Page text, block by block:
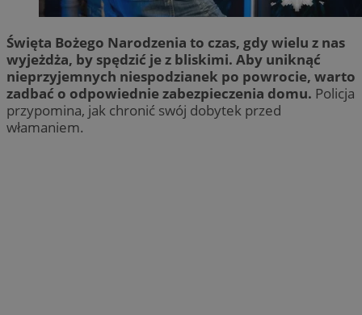
Święta Bożego Narodzenia to czas, gdy wielu z nas
wyjeżdża, by spędzić je z bliskimi. Aby uniknąć
nieprzyjemnych niespodzianek po powrocie, warto
zadbać o odpowiednie zabezpieczenia domu. Policja
przypomina, jak chronić swój dobytek przed
włamaniem.